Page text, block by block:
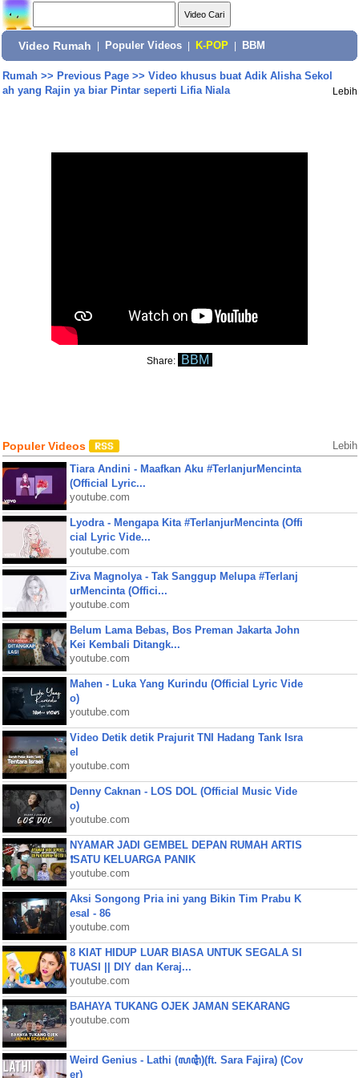
Video Rumah Populer Videos K-POP BBM
Rumah>> Previous Page>> Video khusus buat Adik Alisha Sekol
ah yang Rajin ya biar Pintar seperti Lifia Niala
Lebih
Share: BBM
Populer Videos Lebih
Tiara Andini - Maafkan Aku #TerlanjurMencinta
(Official Lyric...
youtube.com
Lyodra - Mengapa Kita #TerlanjurMencinta (Offi
cial Lyric Vide...
youtube.com
Ziva Magnolya - Tak Sanggup Melupa #Terlanj
urMencinta (Offici...
youtube.com
Belum Lama Bebas, Bos Preman Jakarta John
Kei Kembali Ditangk...
youtube.com
Mahen - Luka Yang Kurindu (Official Lyric Vide
o)
youtube.com
Video Detik detik Prajurit TNI Hadang Tank Isra
el
youtube.com
Denny Caknan - LOS DOL (Official Music Vide
o)
youtube.com
NYAMAR JADI GEMBEL DEPAN RUMAH ARTIS
❗SATU KELUARGA PANIK
youtube.com
Aksi Songong Pria ini yang Bikin Tim Prabu K
esal - 86
youtube.com
8 KIAT HIDUP LUAR BIASA UNTUK SEGALA SI
TUASI || DIY dan Keraj...
youtube.com
BAHAYA TUKANG OJEK JAMAN SEKARANG
youtube.com
Weird Genius - Lathi (ꦭꦛꦶ)(ft. Sara Fajira) (Cov
er)